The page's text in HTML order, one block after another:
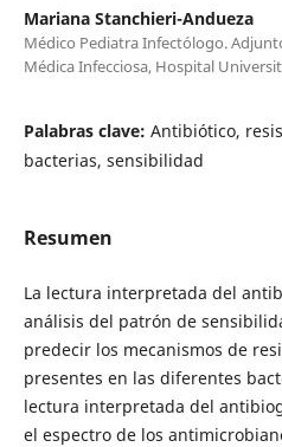
Mariana Stanchieri-Andueza
Médico Pediatra Infectólogo.
Médica Infecciosa, Hospital
Palabras clave: Antibiótico,
bacterias, sensibilidad
Resumen
La lectura interpretada del
análisis del patrón de
predecir los mecanismos de
presentes en las diferentes
lectura interpretada del
el espectro de los